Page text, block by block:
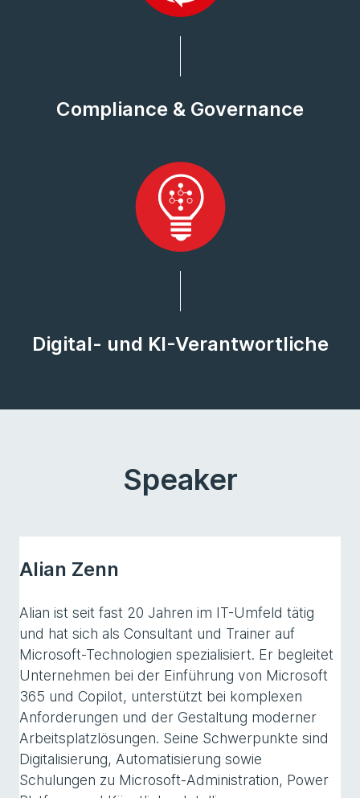
Compliance & Governance
Digital- und KI-Verantwortliche
Speaker
Alian Zenn
Alian ist seit fast 20 Jahren im IT-Umfeld tätig
und hat sich als Consultant und Trainer auf
Microsoft-Technologien spezialisiert. Er begleitet
Unternehmen bei der Einführung von Microsoft
365 und Copilot, unterstützt bei komplexen
Anforderungen und der Gestaltung moderner
Arbeitsplatzlösungen. Seine Schwerpunkte sind
Digitalisierung, Automatisierung sowie
Schulungen zu Microsoft-Administration, Power